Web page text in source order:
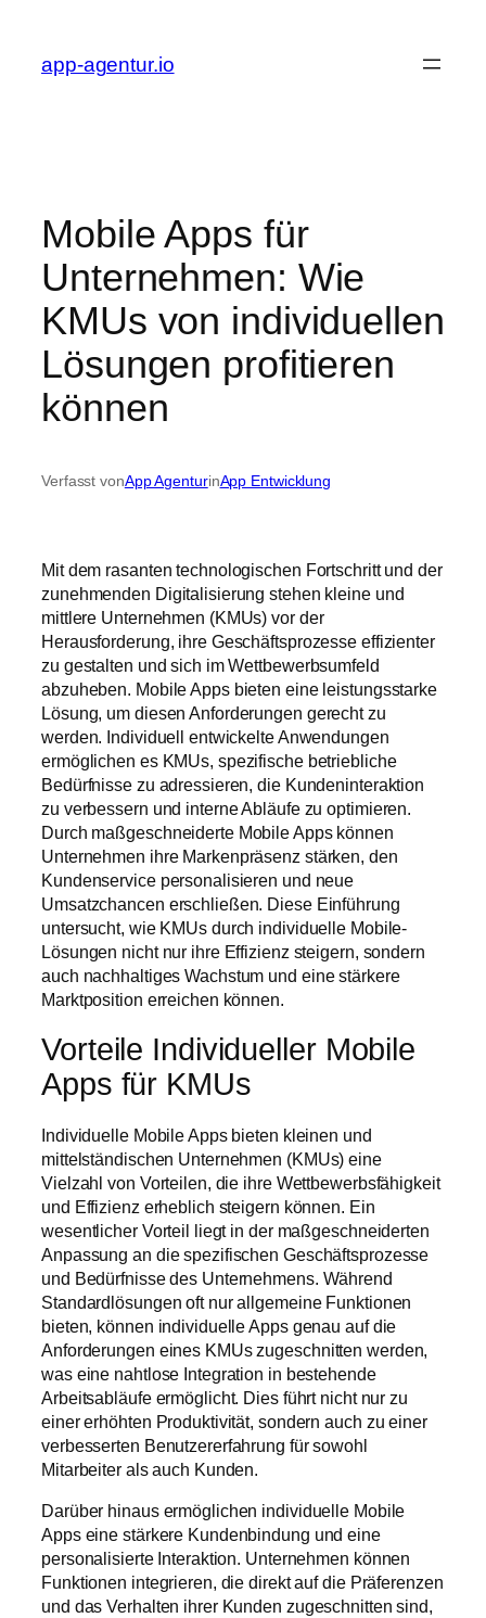
springen
app-agentur.io
Mobile Apps für
Unternehmen: Wie
KMUs von individuellen
Lösungen profitieren
können
Verfasst vonApp AgenturinApp Entwicklung
Mit dem rasanten technologischen Fortschritt und der
zunehmenden Digitalisierung stehen kleine und
mittlere Unternehmen (KMUs) vor der
Herausforderung, ihre Geschäftsprozesse effizienter
zu gestalten und sich im Wettbewerbsumfeld
abzuheben. Mobile Apps bieten eine leistungsstarke
Lösung, um diesen Anforderungen gerecht zu
werden. Individuell entwickelte Anwendungen
ermöglichen es KMUs, spezifische betriebliche
Bedürfnisse zu adressieren, die Kundeninteraktion
zu verbessern und interne Abläufe zu optimieren.
Durch maßgeschneiderte Mobile Apps können
Unternehmen ihre Markenpräsenz stärken, den
Kundenservice personalisieren und neue
Umsatzchancen erschließen. Diese Einführung
untersucht, wie KMUs durch individuelle Mobile-
Lösungen nicht nur ihre Effizienz steigern, sondern
auch nachhaltiges Wachstum und eine stärkere
Marktposition erreichen können.
Vorteile Individueller Mobile
Apps für KMUs
Individuelle Mobile Apps bieten kleinen und
mittelständischen Unternehmen (KMUs) eine
Vielzahl von Vorteilen, die ihre Wettbewerbsfähigkeit
und Effizienz erheblich steigern können. Ein
wesentlicher Vorteil liegt in der maßgeschneiderten
Anpassung an die spezifischen Geschäftsprozesse
und Bedürfnisse des Unternehmens. Während
Standardlösungen oft nur allgemeine Funktionen
bieten, können individuelle Apps genau auf die
Anforderungen eines KMUs zugeschnitten werden,
was eine nahtlose Integration in bestehende
Arbeitsabläufe ermöglicht. Dies führt nicht nur zu
einer erhöhten Produktivität, sondern auch zu einer
verbesserten Benutzererfahrung für sowohl
Mitarbeiter als auch Kunden.
Darüber hinaus ermöglichen individuelle Mobile
Apps eine stärkere Kundenbindung und eine
personalisierte Interaktion. Unternehmen können
Funktionen integrieren, die direkt auf die Präferenzen
und das Verhalten ihrer Kunden zugeschnitten sind,